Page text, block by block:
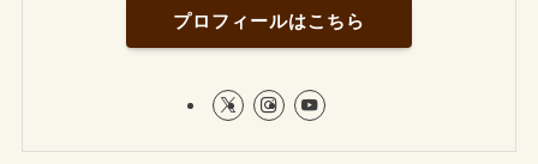
プロフィールはこちら